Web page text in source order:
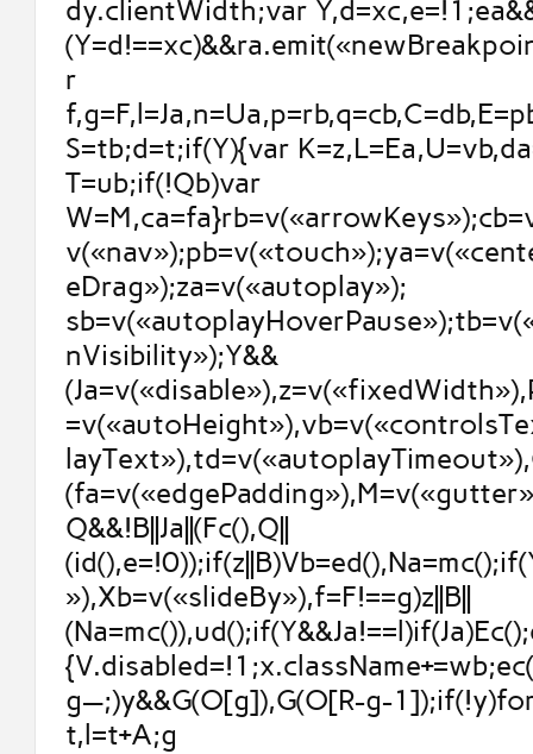
dy.clientWidth;var
r
S=tb;d=t;if(Y){var
T=ub;if(!Qb)var
eDrag»);za=v(«autoplay»);
nVisibility»);Y&&
Q&&!B||Ja||(Fc(),Q||
»),Xb=v(«slideBy»),f=F!==g)z||B||
g—;)y&&G(O[g]),G(O[R-g-
t,l=t+A;g